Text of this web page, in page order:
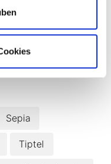
Optanus
Sepia
Tiptel